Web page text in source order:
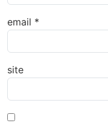
email *
site